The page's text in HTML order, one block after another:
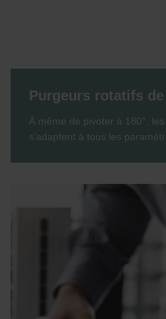
Purgeurs rotatifs
À même de pivoter à 180°,
s’adaptent à tous les